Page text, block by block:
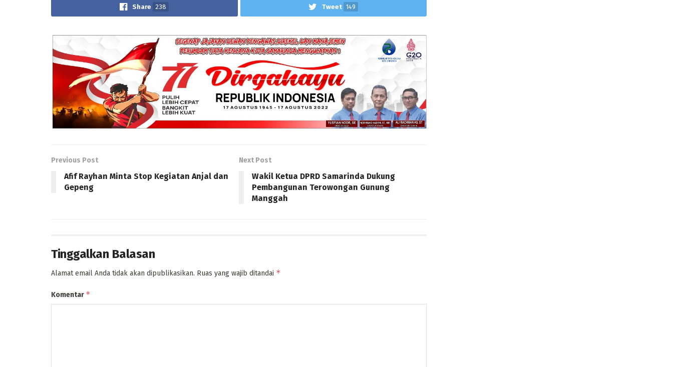
Share 238 Tweet 149
Previous Post
Afif Rayhan Minta Stop Kegiatan Anjal dan
Gepeng
Next Post
Wakil Ketua DPRD Samarinda Dukung
Pembangunan Terowongan Gunung
Manggah
Tinggalkan Balasan
Alamat email Anda tidak akan dipublikasikan. Ruas yang wajib ditandai *
Komentar *